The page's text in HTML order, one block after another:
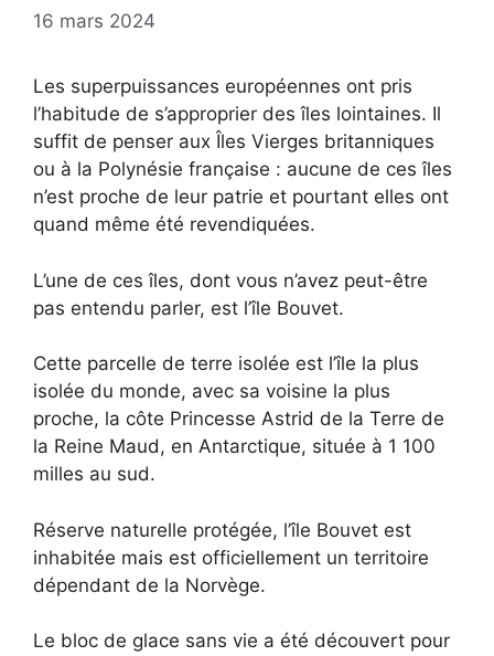
16 mars 2024
Les superpuissances européennes ont pris
l’habitude de s’approprier des îles lointaines. Il
suffit de penser aux Îles Vierges britanniques
ou à la Polynésie française : aucune de ces îles
n’est proche de leur patrie et pourtant elles ont
quand même été revendiquées.
L’une de ces îles, dont vous n’avez peut-être
pas entendu parler, est l’île Bouvet.
Cette parcelle de terre isolée est l’île la plus
isolée du monde, avec sa voisine la plus
proche, la côte Princesse Astrid de la Terre de
la Reine Maud, en Antarctique, située à 1 100
milles au sud.
Réserve naturelle protégée, l’île Bouvet est
inhabitée mais est officiellement un territoire
dépendant de la Norvège.
Le bloc de glace sans vie a été découvert pour